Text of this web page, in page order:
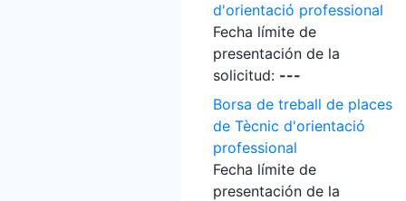
d'orientació professional
Fecha límite de
presentación de la
solicitud: ---
Borsa de treball de places
de Tècnic d'orientació
professional
Fecha límite de
presentación de la